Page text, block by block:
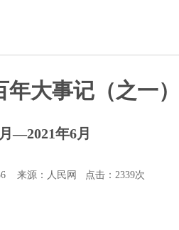
年大事记（之一）
—2021年6月
来源：人民网 点击： 2339次